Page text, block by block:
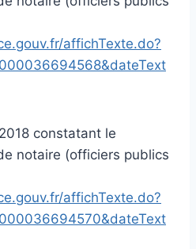
affichTexte.do?
constatant le
notaire (officiers publics
affichTexte.do?